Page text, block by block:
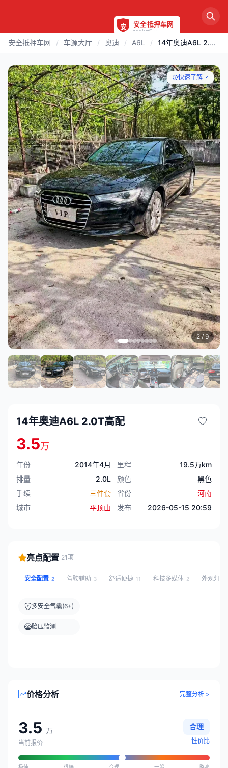
安全抵押车网 / 车源大厅 / 奥迪 / A6L / 14年奥迪A6L 2.0T高配
快速了解
3/ 9
14年奥迪A6L 2.0T高配
3.5万
年份 2014年4月 里程
19.5万km
排量
2.0L 颜色
黑色
手续
三件套 省份
河南
城市
平顶山 发布 2026-05-15 20:59
亮点配置 21项
安全配置 2 驾驶辅助 3 舒适便捷 11 科技多媒体 2 外观灯光
多安全气囊(6+)
胎压监测
价格分析 完整分析 >
3.5 万
当前报价
合理
性价比